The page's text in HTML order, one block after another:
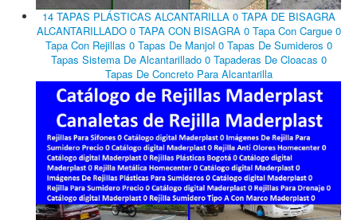
14 TAPAS PLÁSTICAS ALCANTARILLA 0 TAPA DE BISAGRA
ALCANTARILLADO 0 TAPA CON BISAGRA 0 Tapa Con Cargue 0
Tapa Con Rejillas 0 Tapas De Manjol 0 Tapas De Sumideros 0
Tapas Sistema De Alcantarillado 0 Tapaderas De Cloacas 0
Tapas De Concreto Para Alcantarilla